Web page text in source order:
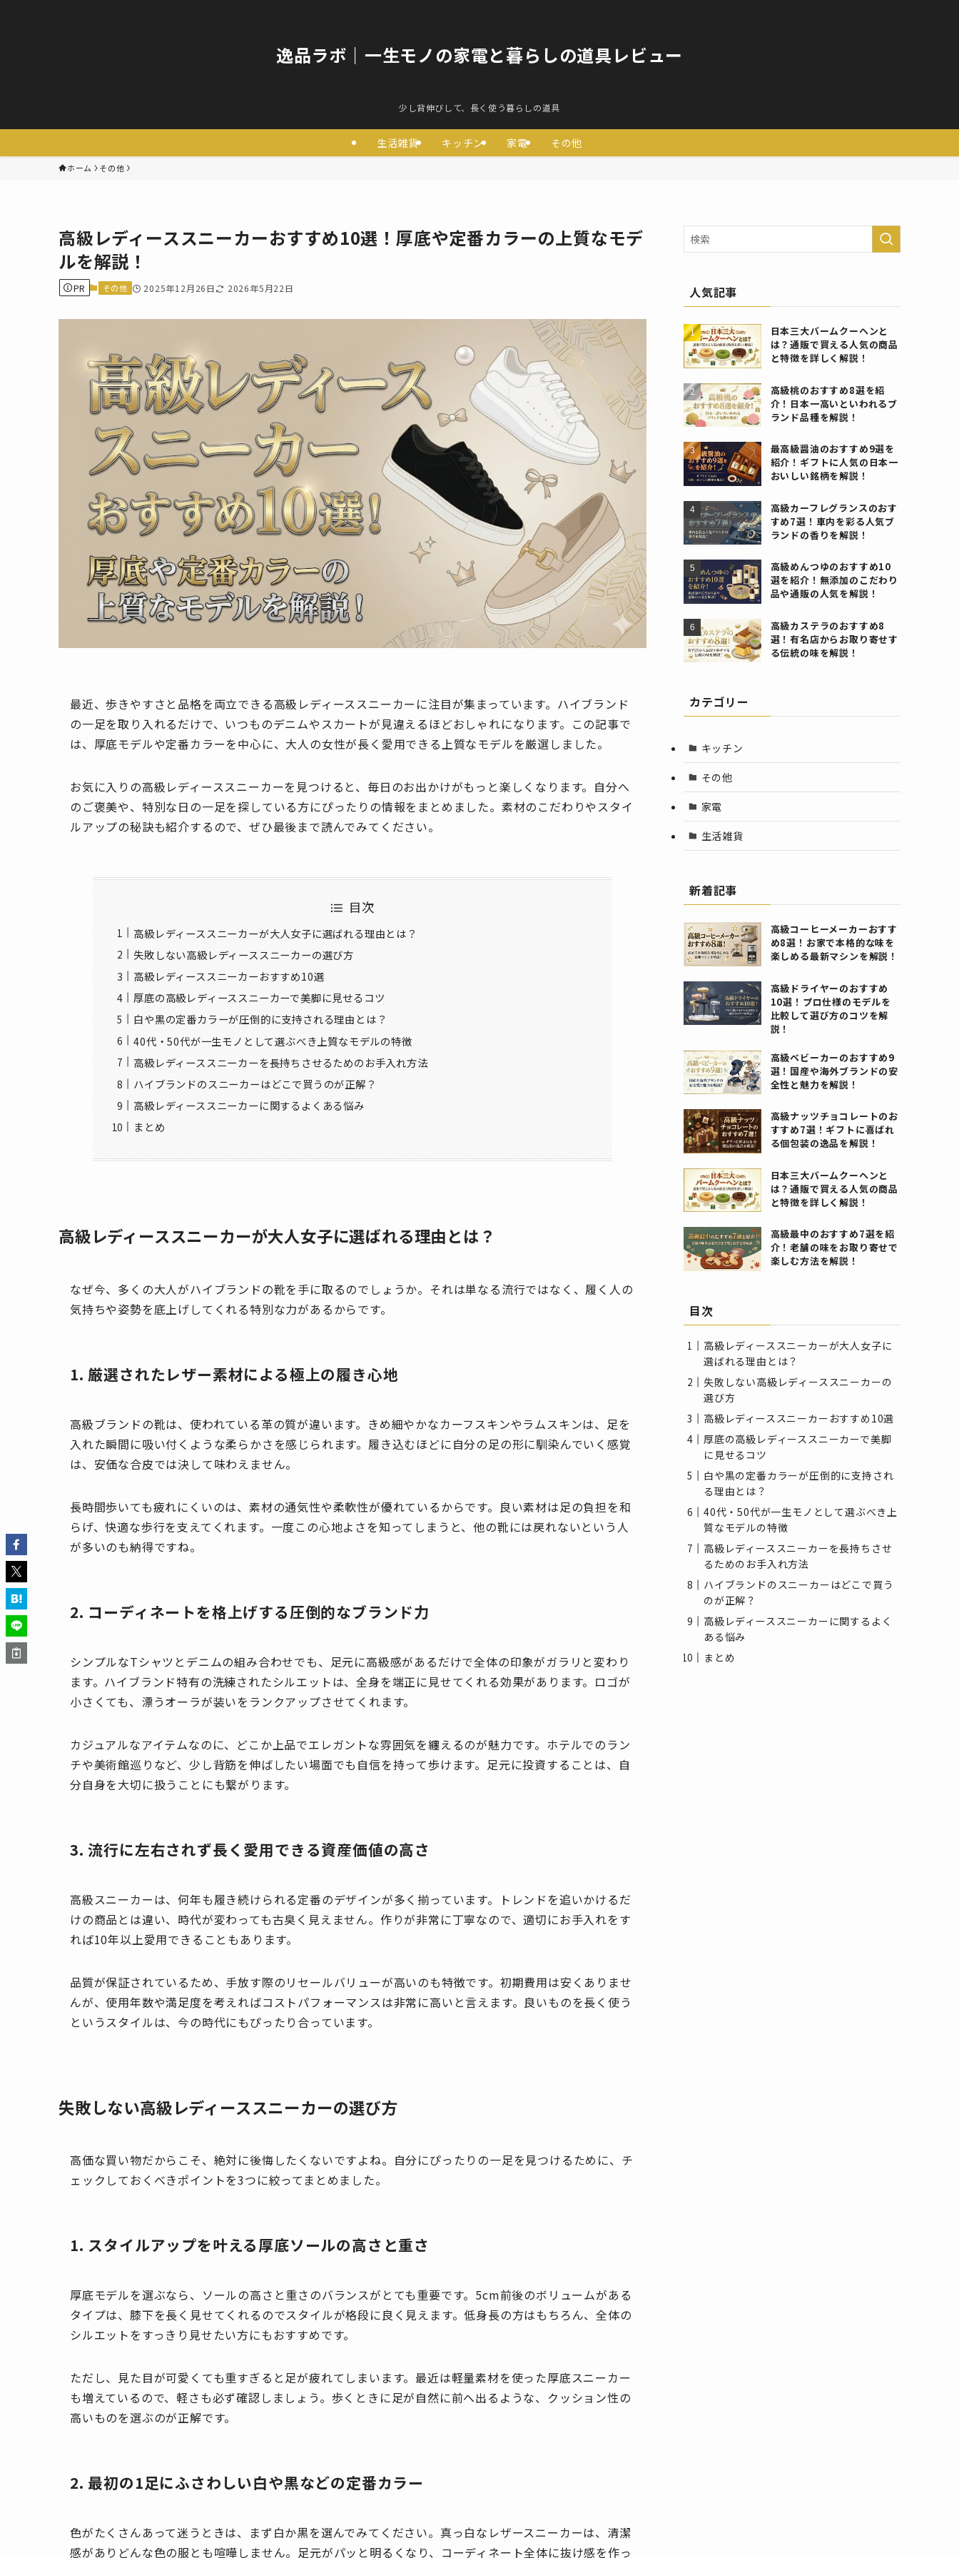
逸品ラボ｜一生モノの家電と暮らしの道具レビュー
少し背伸びして、長く使う暮らしの道具
生活雑貨 キッチン 家電 その他
ホーム その他
高級レディーススニーカーおすすめ10選！厚底や定番カラーの上質なモデ
ルを解説！
PR その他 2025年12月26日 2026年5月22日
最近、歩きやすさと品格を両立できる高級レディーススニーカーに注目が集まっています。ハイブランド
の一足を取り入れるだけで、いつものデニムやスカートが見違えるほどおしゃれになります。この記事で
は、厚底モデルや定番カラーを中心に、大人の女性が長く愛用できる上質なモデルを厳選しました。
お気に入りの高級レディーススニーカーを見つけると、毎日のお出かけがもっと楽しくなります。自分へ
のご褒美や、特別な日の一足を探している方にぴったりの情報をまとめました。素材のこだわりやスタイ
ルアップの秘訣も紹介するので、ぜひ最後まで読んでみてください。
目次
高級レディーススニーカーが大人女子に選ばれる理由とは？
失敗しない高級レディーススニーカーの選び方
高級レディーススニーカーおすすめ10選
厚底の高級レディーススニーカーで美脚に見せるコツ
白や黒の定番カラーが圧倒的に支持される理由とは？
40代・50代が一生モノとして選ぶべき上質なモデルの特徴
高級レディーススニーカーを長持ちさせるためのお手入れ方法
ハイブランドのスニーカーはどこで買うのが正解？
高級レディーススニーカーに関するよくある悩み
まとめ
高級レディーススニーカーが大人女子に選ばれる理由とは？
なぜ今、多くの大人がハイブランドの靴を手に取るのでしょうか。それは単なる流行ではなく、履く人の
気持ちや姿勢を底上げしてくれる特別な力があるからです。
1. 厳選されたレザー素材による極上の履き心地
高級ブランドの靴は、使われている革の質が違います。きめ細やかなカーフスキンやラムスキンは、足を
入れた瞬間に吸い付くような柔らかさを感じられます。履き込むほどに自分の足の形に馴染んでいく感覚
は、安価な合皮では決して味わえません。
長時間歩いても疲れにくいのは、素材の通気性や柔軟性が優れているからです。良い素材は足の負担を和
らげ、快適な歩行を支えてくれます。一度この心地よさを知ってしまうと、他の靴には戻れないという人
が多いのも納得ですね。
2. コーディネートを格上げする圧倒的なブランド力
シンプルなTシャツとデニムの組み合わせでも、足元に高級感があるだけで全体の印象がガラリと変わり
ます。ハイブランド特有の洗練されたシルエットは、全身を端正に見せてくれる効果があります。ロゴが
小さくても、漂うオーラが装いをランクアップさせてくれます。
カジュアルなアイテムなのに、どこか上品でエレガントな雰囲気を纏えるのが魅力です。ホテルでのラン
チや美術館巡りなど、少し背筋を伸ばしたい場面でも自信を持って歩けます。足元に投資することは、自
分自身を大切に扱うことにも繋がります。
3. 流行に左右されず長く愛用できる資産価値の高さ
高級スニーカーは、何年も履き続けられる定番のデザインが多く揃っています。トレンドを追いかけるだ
けの商品とは違い、時代が変わっても古臭く見えません。作りが非常に丁寧なので、適切にお手入れをす
れば10年以上愛用できることもあります。
品質が保証されているため、手放す際のリセールバリューが高いのも特徴です。初期費用は安くありませ
んが、使用年数や満足度を考えればコストパフォーマンスは非常に高いと言えます。良いものを長く使う
というスタイルは、今の時代にもぴったり合っています。
失敗しない高級レディーススニーカーの選び方
高価な買い物だからこそ、絶対に後悔したくないですよね。自分にぴったりの一足を見つけるために、チ
ェックしておくべきポイントを3つに絞ってまとめました。
1. スタイルアップを叶える厚底ソールの高さと重さ
厚底モデルを選ぶなら、ソールの高さと重さのバランスがとても重要です。5cm前後のボリュームがある
タイプは、膝下を長く見せてくれるのでスタイルが格段に良く見えます。低身長の方はもちろん、全体の
シルエットをすっきり見せたい方にもおすすめです。
ただし、見た目が可愛くても重すぎると足が疲れてしまいます。最近は軽量素材を使った厚底スニーカー
も増えているので、軽さも必ず確認しましょう。歩くときに足が自然に前へ出るような、クッション性の
高いものを選ぶのが正解です。
2. 最初の1足にふさわしい白や黒などの定番カラー
色がたくさんあって迷うときは、まず白か黒を選んでみてください。真っ白なレザースニーカーは、清潔
感がありどんな色の服とも喧嘩しません。足元がパッと明るくなり、コーディネート全体に抜け感を作っ
人気記事
日本三大バームクーヘンと
は？通販で買える人気の商品
と特徴を詳しく解説！
高級桃のおすすめ8選を紹
介！日本一高いといわれるブ
ランド品種を解説！
最高級醤油のおすすめ9選を
紹介！ギフトに人気の日本一
おいしい銘柄を解説！
高級カーフレグランスのおす
すめ7選！車内を彩る人気ブ
ランドの香りを解説！
高級めんつゆのおすすめ10
選を紹介！無添加のこだわり
品や通販の人気を解説！
高級カステラのおすすめ8
選！有名店からお取り寄せす
る伝統の味を解説！
カテゴリー
キッチン
その他
家電
生活雑貨
新着記事
高級コーヒーメーカーおすす
め8選！お家で本格的な味を
楽しめる最新マシンを解説！
高級ドライヤーのおすすめ
10選！プロ仕様のモデルを
比較して選び方のコツを解
説！
高級ベビーカーのおすすめ9
選！国産や海外ブランドの安
全性と魅力を解説！
高級ナッツチョコレートのお
すすめ7選！ギフトに喜ばれ
る個包装の逸品を解説！
日本三大バームクーヘンと
は？通販で買える人気の商品
と特徴を詳しく解説！
高級最中のおすすめ7選を紹
介！老舗の味をお取り寄せで
楽しむ方法を解説！
目次
高級レディーススニーカーが大人女子に
選ばれる理由とは？
失敗しない高級レディーススニーカーの
選び方
高級レディーススニーカーおすすめ10選
厚底の高級レディーススニーカーで美脚
に見せるコツ
白や黒の定番カラーが圧倒的に支持され
る理由とは？
40代・50代が一生モノとして選ぶべき上
質なモデルの特徴
高級レディーススニーカーを長持ちさせ
るためのお手入れ方法
ハイブランドのスニーカーはどこで買う
のが正解？
高級レディーススニーカーに関するよく
ある悩み
まとめ